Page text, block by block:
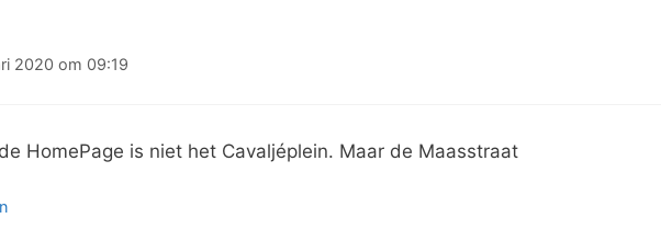
2020 om 09:19
HomePage is niet het Cavaljéplein. Maar de Maasstraat